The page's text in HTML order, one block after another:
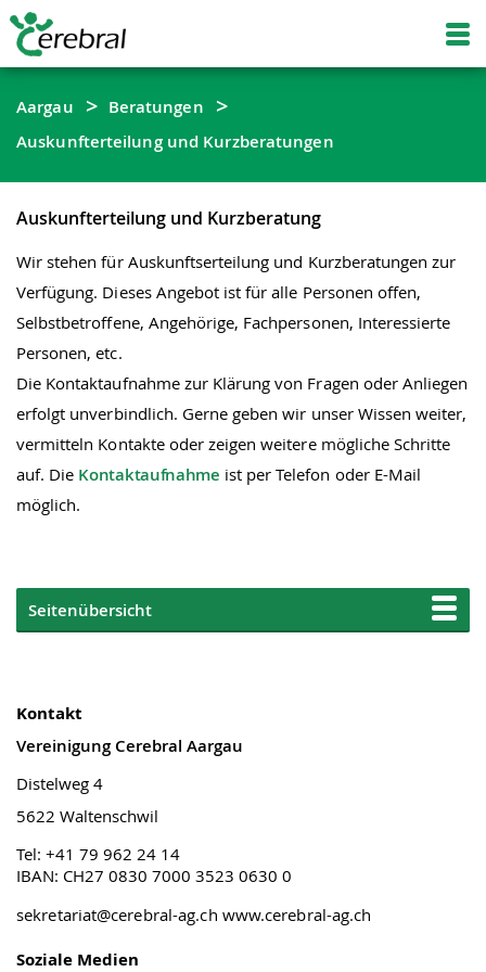
Aargau
Beratungen
Auskunfterteilung und Kurzberatungen
Auskunfterteilung und Kurzberatung
Wir stehen für Auskunftserteilung und Kurzberatungen zur
Verfügung. Dieses Angebot ist für alle Personen offen,
Selbstbetroffene, Angehörige, Fachpersonen, Interessierte
Personen, etc.
Die Kontaktaufnahme zur Klärung von Fragen oder Anliegen
erfolgt unverbindlich. Gerne geben wir unser Wissen weiter,
vermitteln Kontakte oder zeigen weitere mögliche Schritte
auf. Die Kontaktaufnahme ist per Telefon oder E-Mail
möglich.
Seitenübersicht
Kontakt
Vereinigung Cerebral Aargau
Distelweg 4
5622 Waltenschwil
Tel: +41 79 962 24 14
IBAN: CH27 0830 7000 3523 0630 0
sekretariat@cerebral-ag.ch www.cerebral-ag.ch
Soziale Medien